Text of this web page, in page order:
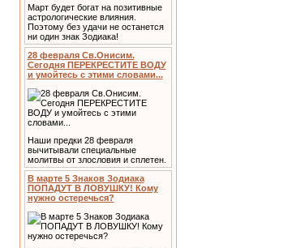
Март будет богат на позитивные
астрологические влияния.
Поэтому без удачи не останется
ни один знак Зодиака!
28 февраля Св.Онисим.
Сегодня ПЕРЕКРЕСТИТЕ ВОДУ
и умойтесь с этими словами...
Наши предки 28 февраля
вычитывали специальные
молитвы от злословия и сплетен.
В марте 5 Знаков Зодиака
ПОПАДУТ В ЛОВУШКУ! Кому
нужно остеречься?